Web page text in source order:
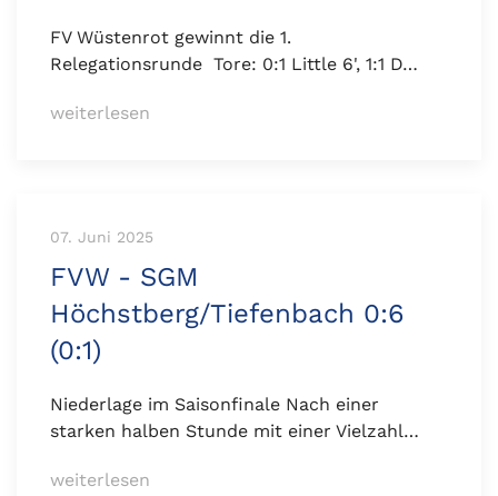
FV Wüstenrot gewinnt die 1.
Relegationsrunde Tore: 0:1 Little 6', 1:1 D…
weiterlesen
07. Juni 2025
FVW - SGM
Höchstberg/Tiefenbach 0:6
(0:1)
Niederlage im Saisonfinale Nach einer
starken halben Stunde mit einer Vielzahl…
weiterlesen